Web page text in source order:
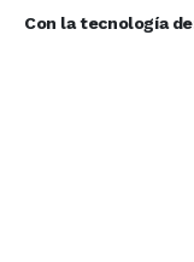
Con la tecnología